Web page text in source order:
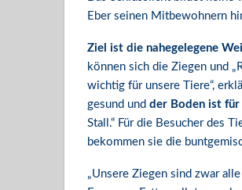
Eber seinen Mitbewohnern
Ziel ist die nahegelegene
können sich die Ziegen und
wichtig für unsere Tiere“,
gesund und der Boden ist für
Stall.“ Für die Besucher des
bekommen sie die
„Unsere Ziegen sind zwar